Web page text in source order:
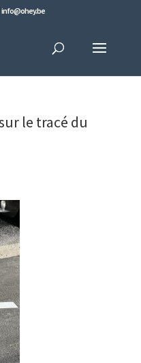
info@ohey.be
le tracé du